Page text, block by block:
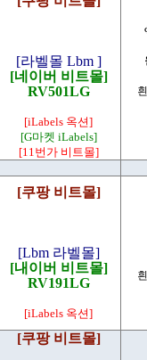
[라벨몰 Lbm ]
[네이버 비트몰]
RV501LG
[iLabels 옥션]
[G마켓 iLabels]
[11번가 비트몰]
[쿠팡 비트몰]
[Lbm 라벨몰]
[내이버 비트몰]
RV191LG
[iLabels 옥션]
[쿠팡 비트몰]